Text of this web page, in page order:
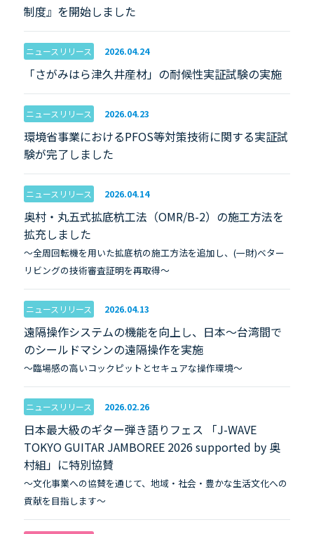
制度』を開始しました
ニュースリリース 2026.04.24
「さがみはら津久井産材」の耐候性実証試験の実施
ニュースリリース 2026.04.23
環境省事業におけるPFOS等対策技術に関する実証試
験が完了しました
ニュースリリース 2026.04.14
奥村・丸五式拡底杭工法（OMR/B-2）の施工方法を
拡充しました
～全周回転機を用いた拡底杭の施工方法を追加し、(一財)ベター
リビングの技術審査証明を再取得～
ニュースリリース 2026.04.13
遠隔操作システムの機能を向上し、日本～台湾間で
のシールドマシンの遠隔操作を実施
～臨場感の高いコックピットとセキュアな操作環境～
ニュースリリース 2026.02.26
日本最大級のギター弾き語りフェス 「J-WAVE
TOKYO GUITAR JAMBOREE 2026 supported by 奥
村組」に特別協賛
～文化事業への協賛を通じて、地域・社会・豊かな生活文化への
貢献を目指します～